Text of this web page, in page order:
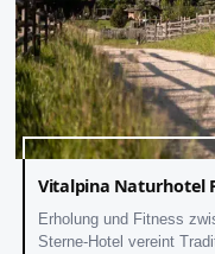
Vitalpina Naturhotel
Erholung und Fitness
Sterne-Hotel vereint Tradition mit